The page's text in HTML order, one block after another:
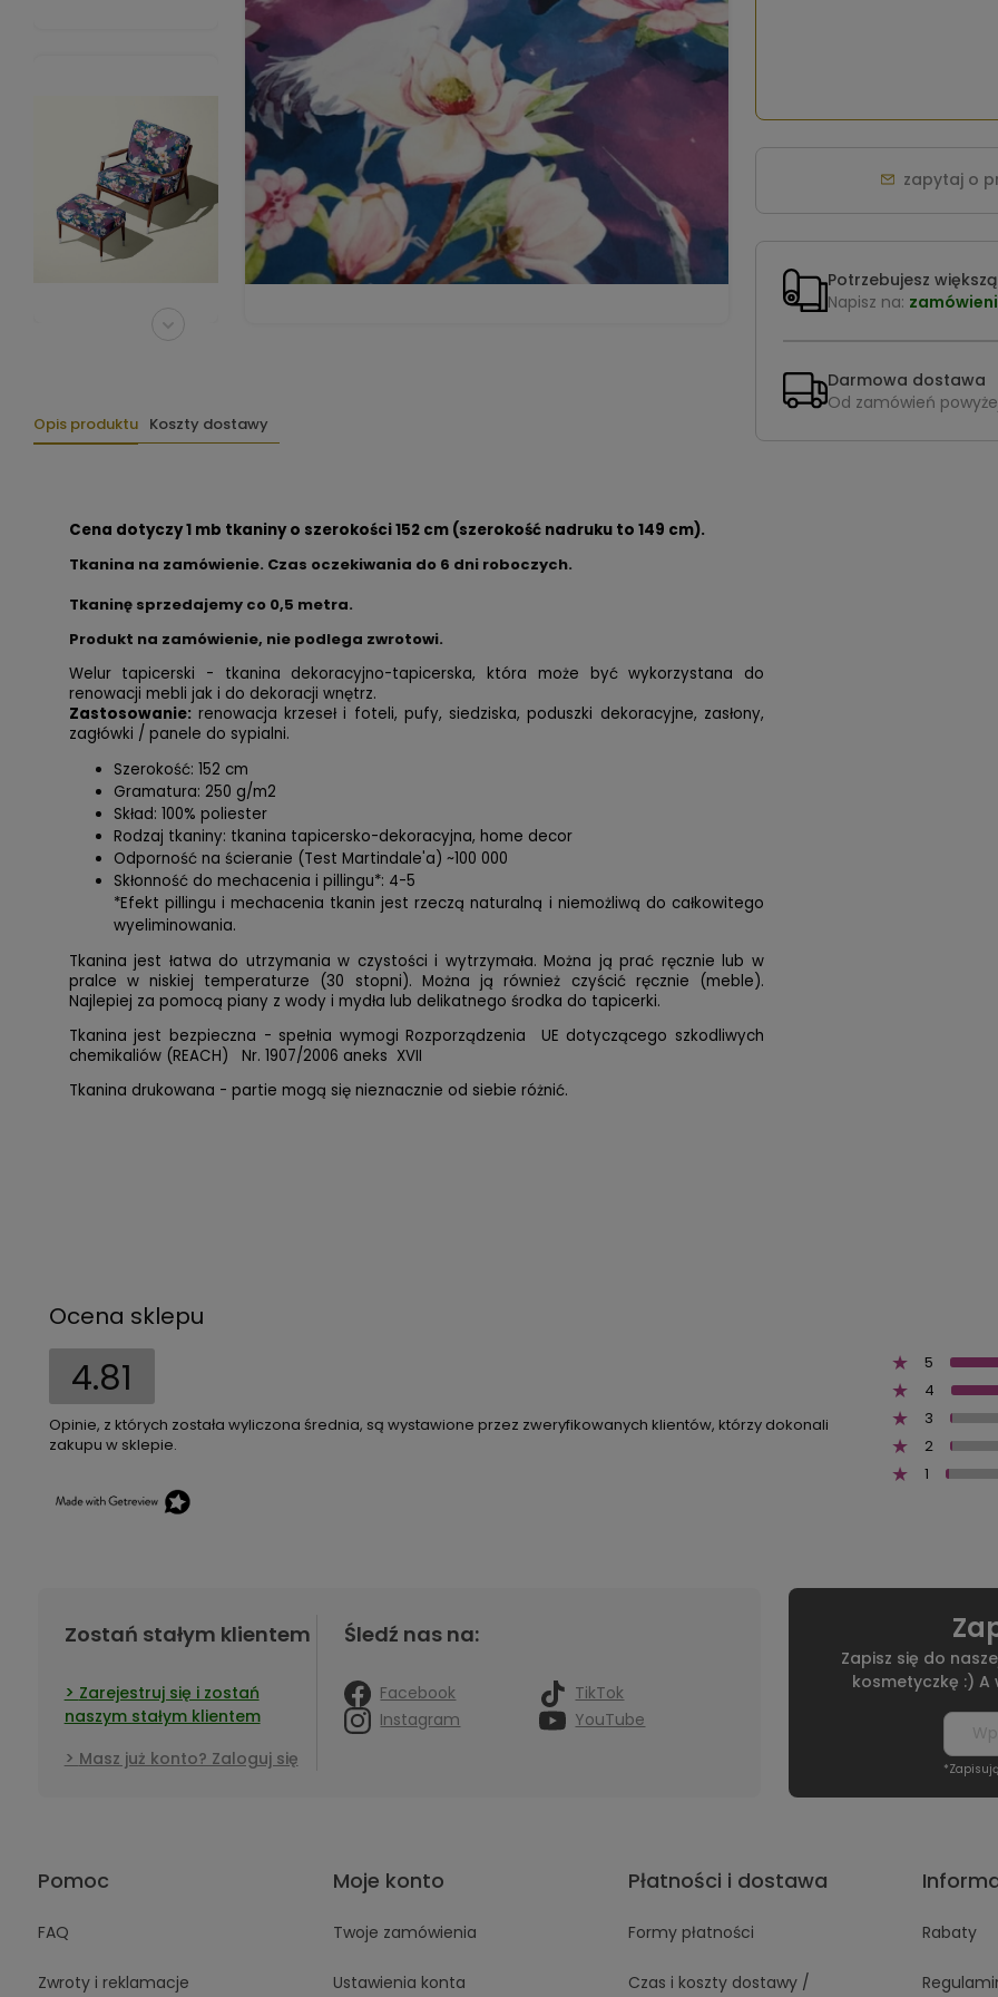
Opis produktu Koszty dostawy
Cena dotyczy 1 mb tkaniny o szerokości 152 cm (szerokość nadruku to 149 cm).
Tkanina na zamówienie. Czas oczekiwania do 6 dni roboczych.
Tkaninę sprzedajemy co 0,5 metra.
Produkt na zamówienie, nie podlega zwrotowi.
Welur tapicerski - tkanina dekoracyjno-tapicerska, która może być wykorzystana do
renowacji mebli jak i do dekoracji wnętrz.
Zastosowanie: renowacja krzeseł i foteli, pufy, siedziska, poduszki dekoracyjne, zasłony,
zagłówki / panele do sypialni.
Szerokość: 152 cm
Gramatura: 250 g/m2
Skład: 100% poliester
Rodzaj tkaniny: tkanina tapicersko-dekoracyjna, home decor
Odporność na ścieranie (Test Martindale'a) ~100 000
Skłonność do mechacenia i pillingu*: 4-5
*Efekt pillingu i mechacenia tkanin jest rzeczą naturalną i niemożliwą do całkowitego
wyeliminowania.
Tkanina jest łatwa do utrzymania w czystości i wytrzymała. Można ją prać ręcznie lub w
pralce w niskiej temperaturze (30 stopni). Można ją również czyścić ręcznie (meble).
Najlepiej za pomocą piany z wody i mydła lub delikatnego środka do tapicerki.
Tkanina jest bezpieczna - spełnia wymogi Rozporządzenia UE dotyczącego szkodliwych
chemikaliów (REACH) Nr. 1907/2006 aneks XVII
Tkanina drukowana - partie mogą się nieznacznie od siebie różnić.
zapytaj o
Potrzebujesz
Napisz na:
Darmowa dostawa
Od zamówień
Ocena sklepu
4.81
Opinie, z których została wyliczona średnia, są wystawione przez zweryfikowanych klientów, którzy dokonali
zakupu w sklepie.
5
4
3
2
1
Zostań stałym klientem
Zarejestruj się i zostań
naszym stałym klientem
Masz już konto? Zaloguj się
Śledź nas na:
Facebook
TikTok
Instagram
YouTube
Zapisz się do
kosmetyczkę :)
Pomoc
FAQ
Zwroty i reklamacje
Moje konto
Twoje zamówienia
Ustawienia konta
Płatności i dostawa
Formy płatności
Czas i koszty dostawy /
Rabaty